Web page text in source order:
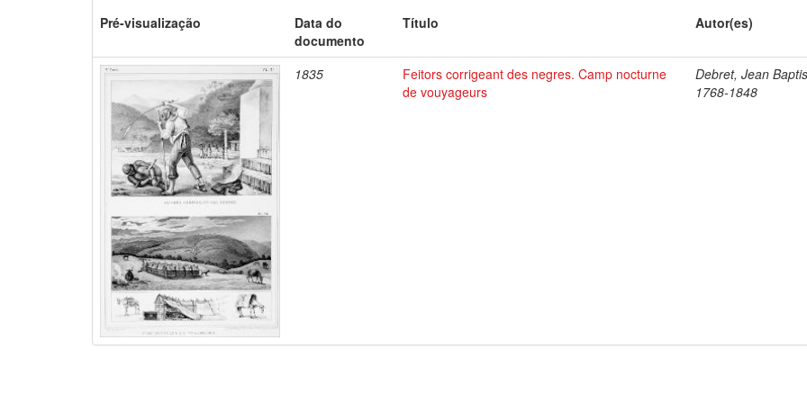
Pré-visualização
Data do
documento
Título Autor(es)
1835
Feitors corrigeant des negres. Camp nocturne
de vouyageurs
Debret, Jean
1768-1848